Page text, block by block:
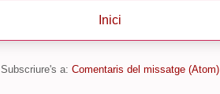
Inici
Subscriure's a: Comentaris del missatge (Atom)